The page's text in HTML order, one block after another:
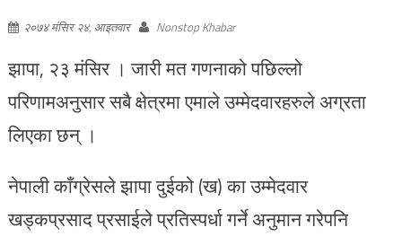
२०७४ मंसिर २४, आइतवार Nonstop Khabar
झापा, २३ मंसिर । जारी मत गणनाको पछिल्लो
परिणामअनुसार सबै क्षेत्रमा एमाले उम्मेदवारहरुले अग्रता
लिएका छन् ।
नेपाली काँग्रेसले झापा दुईको (ख) का उम्मेदवार
खड्‍कप्रसाद प्रसाईले प्रतिस्पर्धा गर्ने अनुमान गरेपनि